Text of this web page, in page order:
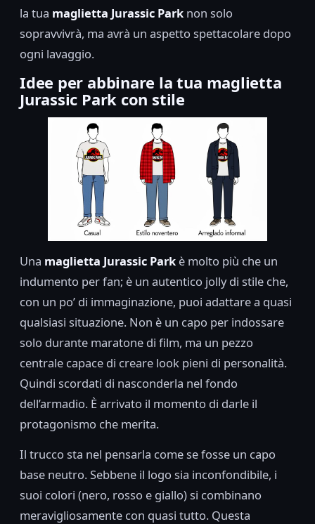
la tua maglietta Jurassic Park non solo
sopravvivrà, ma avrà un aspetto spettacolare dopo
ogni lavaggio.
Idee per abbinare la tua maglietta
Jurassic Park con stile
Una maglietta Jurassic Park è molto più che un
indumento per fan; è un autentico jolly di stile che,
con un po’ di immaginazione, puoi adattare a quasi
qualsiasi situazione. Non è un capo per indossare
solo durante maratone di film, ma un pezzo
centrale capace di creare look pieni di personalità.
Quindi scordati di nasconderla nel fondo
dell’armadio. È arrivato il momento di darle il
protagonismo che merita.
Il trucco sta nel pensarla come se fosse un capo
base neutro. Sebbene il logo sia inconfondibile, i
suoi colori (nero, rosso e giallo) si combinano
meravigliosamente con quasi tutto. Questa